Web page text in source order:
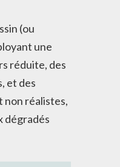
(ou
une
réduite, des
et des
non réalistes,
dégradés